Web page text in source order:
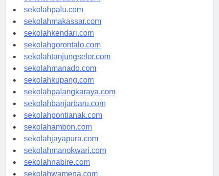
sekolahsurabaya.com
sekolahpalu.com
sekolahmakassar.com
sekolahkendari.com
sekolahgorontalo.com
sekolahtanjungselor.com
sekolahmanado.com
sekolahkupang.com
sekolahpalangkaraya.com
sekolahbanjarbaru.com
sekolahpontianak.com
sekolahambon.com
sekolahjayapura.com
sekolahmanokwari.com
sekolahnabire.com